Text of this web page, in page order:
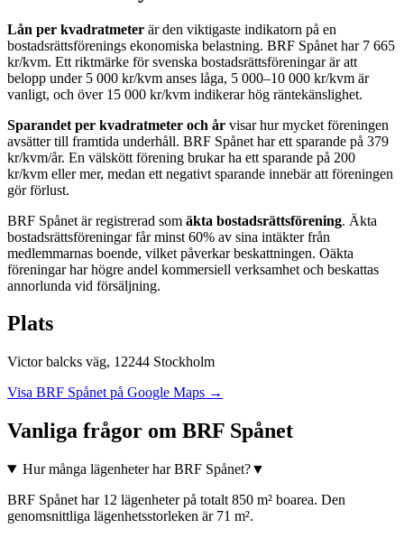
Lån per kvadratmeter är den viktigaste indikatorn på en
bostadsrättsförenings ekonomiska belastning. BRF Spånet har 7 665
kr/kvm. Ett riktmärke för svenska bostadsrättsföreningar är att
belopp under 5 000 kr/kvm anses låga, 5 000–10 000 kr/kvm är
vanligt, och över 15 000 kr/kvm indikerar hög räntekänslighet.
Sparandet per kvadratmeter och år visar hur mycket föreningen
avsätter till framtida underhåll. BRF Spånet har ett sparande på 379
kr/kvm/år. En välskött förening brukar ha ett sparande på 200
kr/kvm eller mer, medan ett negativt sparande innebär att föreningen
gör förlust.
BRF Spånet är registrerad som äkta bostadsrättsförening. Äkta
bostadsrättsföreningar får minst 60% av sina intäkter från
medlemmarnas boende, vilket påverkar beskattningen. Oäkta
föreningar har högre andel kommersiell verksamhet och beskattas
annorlunda vid försäljning.
Plats
Victor balcks väg, 12244 Stockholm
Visa BRF Spånet på Google Maps →
Vanliga frågor om BRF Spånet
Hur många lägenheter har BRF Spånet?▼
BRF Spånet har 12 lägenheter på totalt 850 m² boarea. Den
genomsnittliga lägenhetsstorleken är 71 m².